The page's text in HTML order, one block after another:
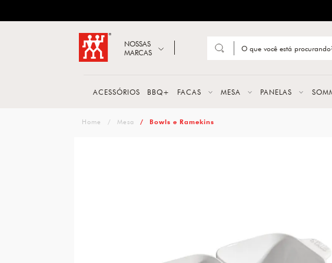
ZWILLING
NOSSAS
MARCAS
FACAS
ACESSÓRIOS BBQ+ FACAS MESA PANELAS
Mesa Bowls e Ramekins